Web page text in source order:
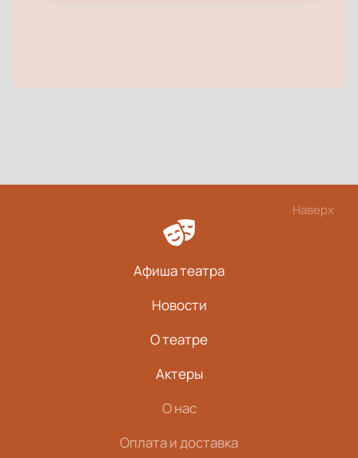
Наверх
Афиша театра
Новости
О театре
Актеры
О нас
Оплата и доставка